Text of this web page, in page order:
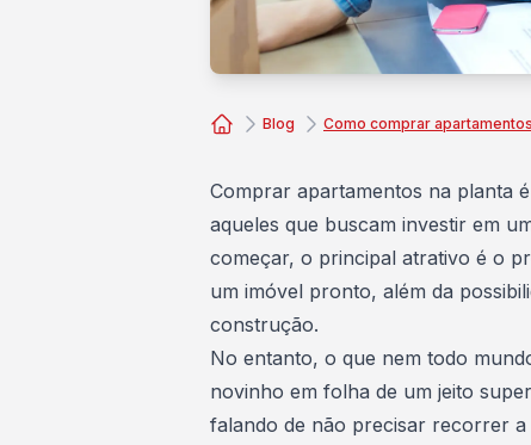
Blog Como comprar
Comprar apartamentos na planta
aqueles que buscam investir em
começar, o principal atrativo é o
um imóvel pronto, além da
construção.
No entanto, o que nem todo
novinho em folha de um jeito
falando de não precisar recorrer